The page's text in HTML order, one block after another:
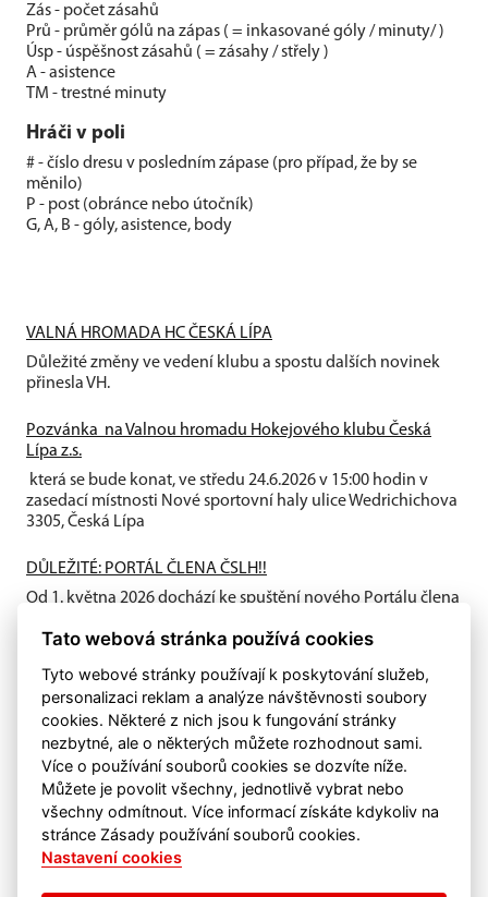
Zás - počet zásahů
Prů - průměr gólů na zápas ( = inkasované góly / minuty/ )
Úsp - úspěšnost zásahů ( = zásahy / střely )
A - asistence
TM - trestné minuty
Hráči v poli
# - číslo dresu v posledním zápase (pro případ, že by se
měnilo)
P - post (obránce nebo útočník)
G, A, B - góly, asistence, body
VALNÁ HROMADA HC ČESKÁ LÍPA
Důležité změny ve vedení klubu a spostu dalších novinek
přinesla VH.
Pozvánka na Valnou hromadu Hokejového klubu Česká
Lípa z.s.
která se bude konat, ve středu 24.6.2026 v 15:00 hodin v
zasedací místnosti Nové sportovní haly ulice Wedrichichova
3305, Česká Lípa
DŮLEŽITÉ: PORTÁL ČLENA ČSLH!!
Od 1. května 2026 dochází ke spuštění nového Portálu člena
osob...
Tato webová stránka používá cookies
Tyto webové stránky používají k poskytování služeb,
personalizaci reklam a analýze návštěvnosti soubory
cookies. Některé z nich jsou k fungování stránky
nezbytné, ale o některých můžete rozhodnout sami.
Více o používání souborů cookies se dozvíte níže.
Můžete je povolit všechny, jednotlivě vybrat nebo
všechny odmítnout. Více informací získáte kdykoliv na
stránce Zásady používání souborů cookies.
Nastavení cookies